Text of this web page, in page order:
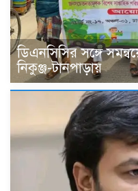
ডিএনসিসির সঙ্গে
নিকুঞ্জ-টানপাড়ায়